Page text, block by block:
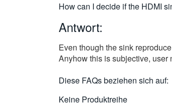
How can I decide if the HDMI
Antwort:
Even though the sink
Anyhow this is subjective, user
Diese FAQs beziehen sich auf:
Keine Produktreihe